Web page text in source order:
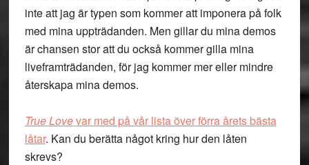
inte att jag är typen som kommer att imponera på folk
med mina uppträdanden. Men gillar du mina demos
är chansen stor att du också kommer gilla mina
liveframträdanden, för jag kommer mer eller mindre
återskapa mina demos.
True Lovevar med på vår lista över förra årets bästa
låtar. Kan du berätta något kring hur den låten
skrevs?